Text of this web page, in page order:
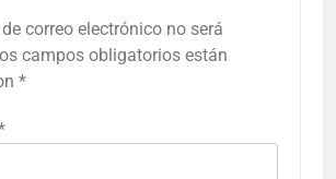
correo electrónico no será
campos obligatorios están
*